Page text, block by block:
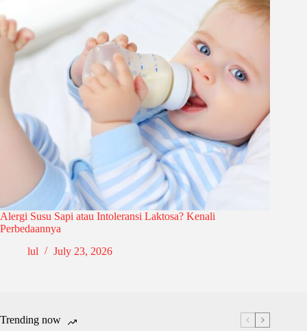
Alergi Susu Sapi atau Intoleransi Laktosa? Kenali
Perbedaannya
lul
July 23, 2026
Trending now